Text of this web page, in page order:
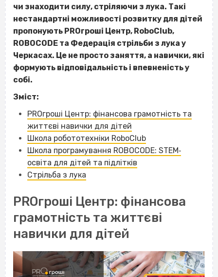
чи знаходити силу, стріляючи з лука. Такі
нестандартні можливості розвитку для дітей
пропонують PROгроші Центр, RoboClub,
ROBOCODE та Федерація стрільби з лука у
Черкасах. Це не просто заняття, а навички, які
формують відповідальність і впевненість у
собі.
Зміст:
PROгроші Центр: фінансова грамотність та
життєві навички для дітей
Школа робототехніки RoboClub
Школа програмування ROBOCODE: STEM‐
освіта для дітей та підлітків
Стрільба з лука
PROгроші Центр: фінансова
грамотність та життєві
навички для дітей